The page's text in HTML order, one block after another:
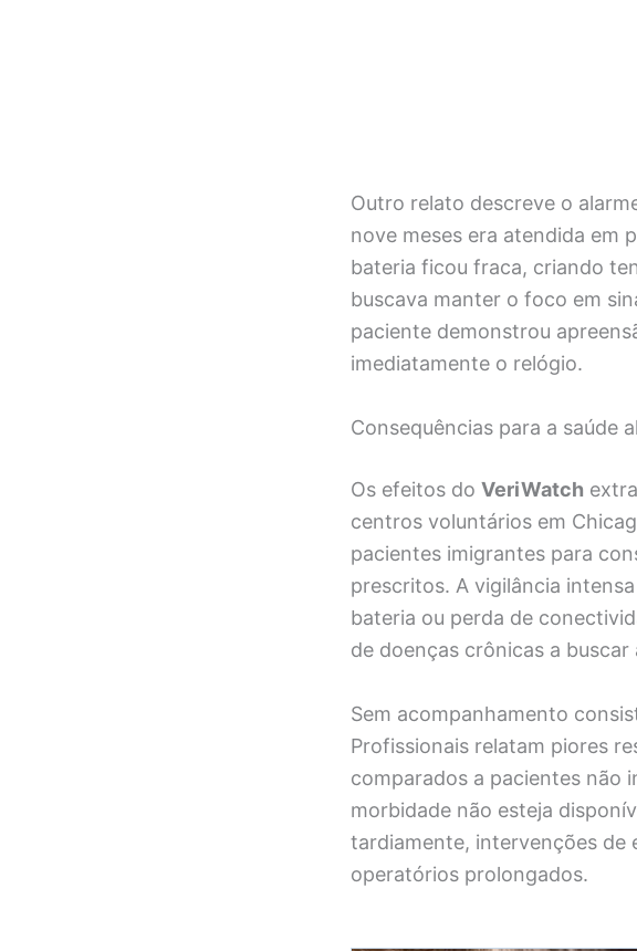
Outro relato descreve o
nove meses era atendida em
bateria ficou fraca, criando
buscava manter o foco em
paciente demonstrou
imediatamente o relógio.
Consequências para a saúde
Os efeitos do VeriWatch
centros voluntários em
pacientes imigrantes para
prescritos. A vigilância
bateria ou perda de
de doenças crônicas a
Sem acompanhamento
Profissionais relatam piores
comparados a pacientes não
morbidade não esteja
tardiamente, intervenções de
operatórios prolongados.